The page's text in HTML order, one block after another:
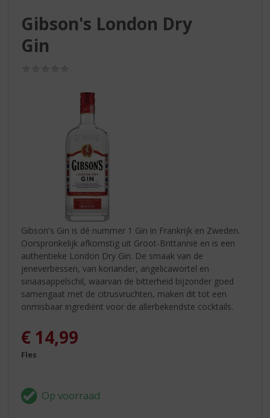
Gibson's London Dry
Gin
Gibson's Gin is dé nummer 1 Gin in Frankrijk en Zweden.
Oorspronkelijk afkomstig uit Groot-Brittannië en is een
authentieke London Dry Gin. De smaak van de
jeneverbessen, van koriander, angelicawortel en
sinaasappelschil, waarvan de bitterheid bijzonder goed
samengaat met de citrusvruchten, maken dit tot een
onmisbaar ingrediënt voor de allerbekendste cocktails.
€ 14,99
Fles